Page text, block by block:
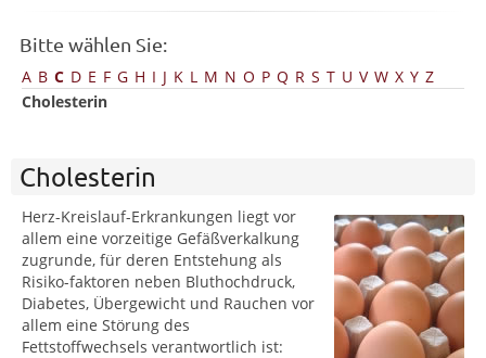
Bitte wählen Sie:
A B C D E F G H I J K L M N O P Q R S T U V W X Y Z
Cholesterin
Cholesterin
Herz-Kreislauf-Erkrankungen liegt vor
allem eine vorzeitige Gefäßverkalkung
zugrunde, für deren Entstehung als
Risiko-faktoren neben Bluthochdruck,
Diabetes, Übergewicht und Rauchen vor
allem eine Störung des
Fettstoffwechsels verantwortlich ist: